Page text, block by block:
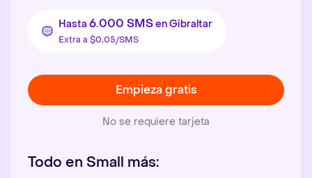
Hasta 6.000 SMSen Gibraltar
Extra a $0,05/SMS
Empieza gratis
No se requiere tarjeta
Todo en Small más: